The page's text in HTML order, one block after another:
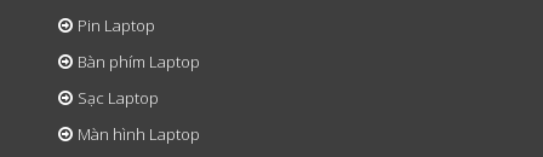
Pin Laptop
Bàn phím Laptop
Sạc Laptop
Màn hình Laptop